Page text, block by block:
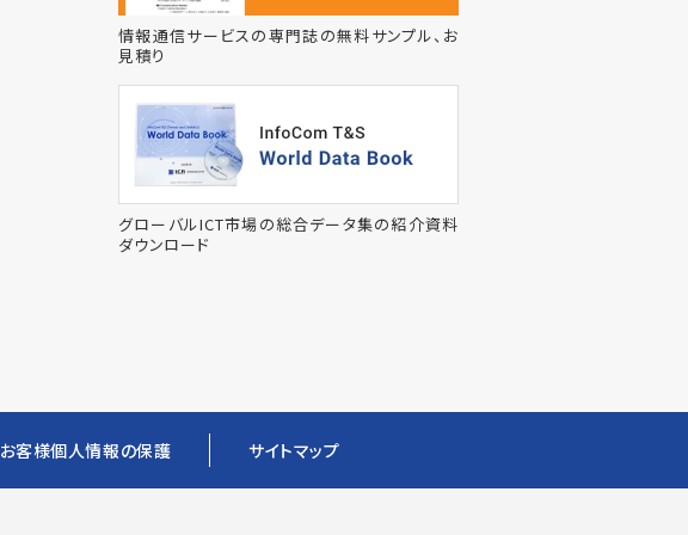
情報通信サービスの専門誌の無料サンプル、お
見積り
グローバルICT市場の総合データ集の紹介資料
ダウンロード
お客様個人情報の保護 サイトマップ